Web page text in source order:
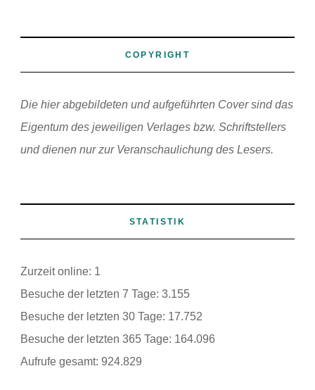
COPYRIGHT
Die hier abgebildeten und aufgeführten Cover sind das
Eigentum des jeweiligen Verlages bzw. Schriftstellers
und dienen nur zur Veranschaulichung des Lesers.
STATISTIK
Zurzeit online: 1
Besuche der letzten 7 Tage: 3.155
Besuche der letzten 30 Tage: 17.752
Besuche der letzten 365 Tage: 164.096
Aufrufe gesamt: 924.829